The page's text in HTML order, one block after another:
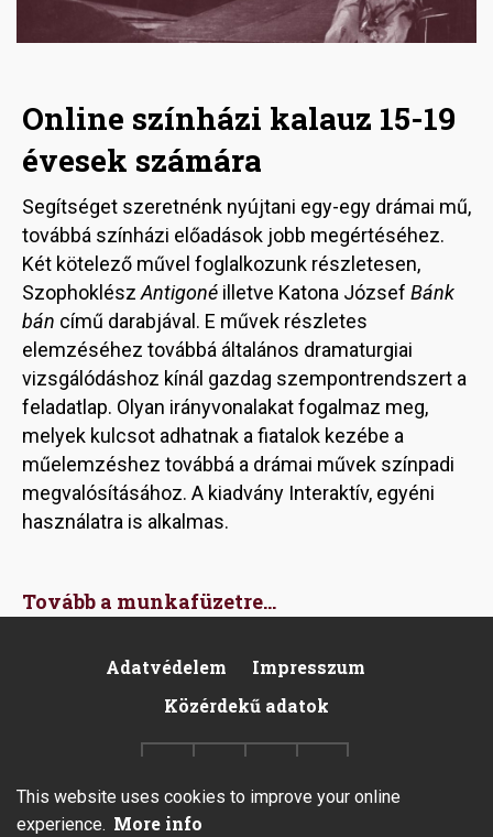
Online színházi kalauz 15-19
évesek számára
Segítséget szeretnénk nyújtani egy-egy drámai mű,
továbbá színházi előadások jobb megértéséhez.
Két kötelező művel foglalkozunk részletesen,
Szophoklész Antigoné illetve Katona József Bánk
bán című darabjával. E művek részletes
elemzéséhez továbbá általános dramaturgiai
vizsgálódáshoz kínál gazdag szempontrendszert a
feladatlap. Olyan irányvonalakat fogalmaz meg,
melyek kulcsot adhatnak a fiatalok kezébe a
műelemzéshez továbbá a drámai művek színpadi
megvalósításához. A kiadvány Interaktív, egyéni
használatra is alkalmas.
Tovább a munkafüzetre...
Adatvédelem
Impresszum
Közérdekű adatok
This website uses cookies to improve your online
experience. More info